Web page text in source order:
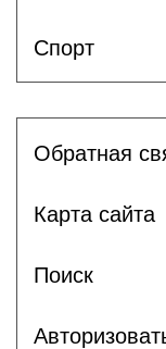
Спорт
Обратная
Карта сайта
Поиск